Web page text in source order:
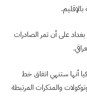
بغداد على أن تمر الصادرات
أنها ستنهي اتفاق خط
والمذكرات المرتبطة